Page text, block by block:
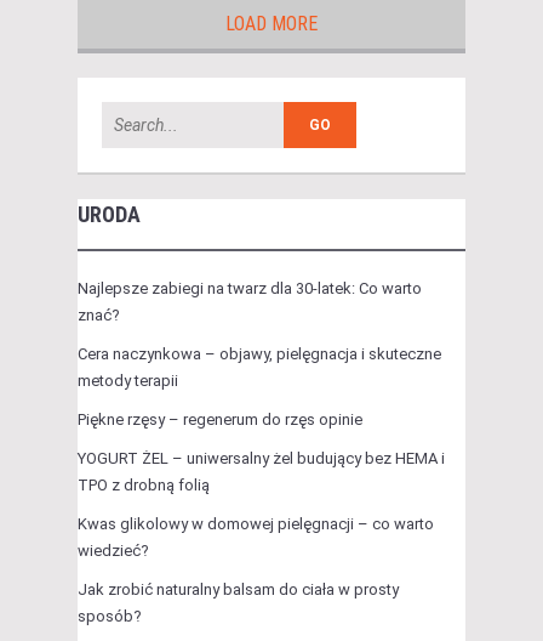
LOAD MORE
URODA
Najlepsze zabiegi na twarz dla 30-latek: Co warto
znać?
Cera naczynkowa – objawy, pielęgnacja i skuteczne
metody terapii
Piękne rzęsy – regenerum do rzęs opinie
YOGURT ŻEL – uniwersalny żel budujący bez HEMA i
TPO z drobną folią
Kwas glikolowy w domowej pielęgnacji – co warto
wiedzieć?
Jak zrobić naturalny balsam do ciała w prosty
sposób?